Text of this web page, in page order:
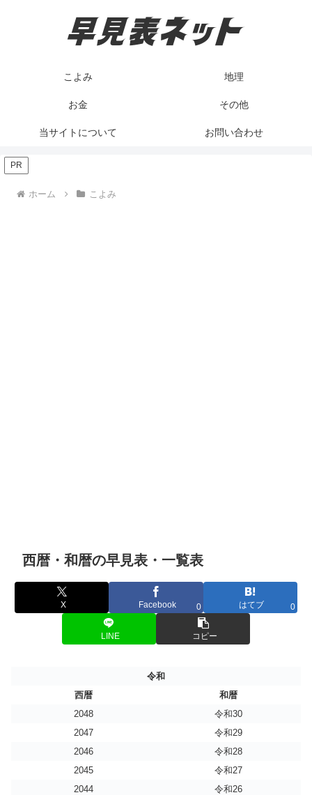
こよみ 地理
お金 その他
当サイトについて お問い合わせ
PR
ホーム こよみ
西暦・和暦の早見表・一覧表
X Facebook 0 はてブ 0
LINE コピー
令和
西暦
和暦
2048
令和30
2047
令和29
2046
令和28
2045
令和27
2044
令和26